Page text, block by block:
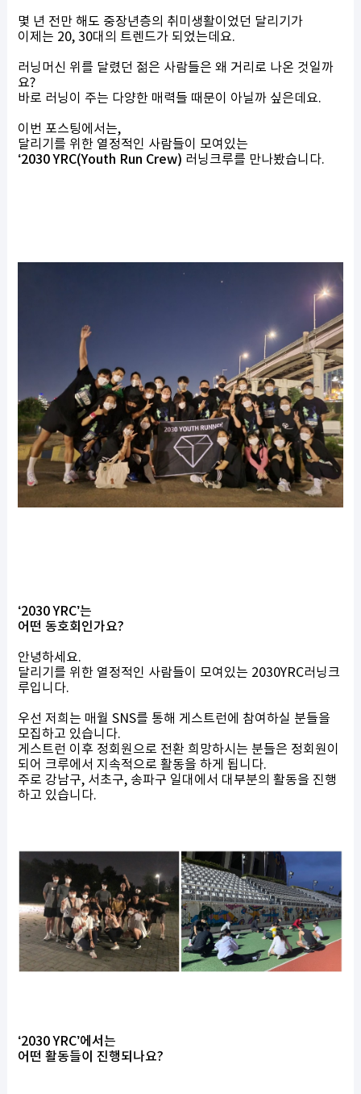
몇 년 전만 해도 중장년층의 취미생활이었던 달리기가
이제는 20, 30대의 트렌드가 되었는데요.
러닝머신 위를 달렸던 젊은 사람들은 왜 거리로 나온 것일까
요?
바로 러닝이 주는 다양한 매력들 때문이 아닐까 싶은데요.
이번 포스팅에서는,
달리기를 위한 열정적인 사람들이 모여있는
‘2030 YRC(Youth Run Crew) 러닝크루를 만나봤습니다.
‘2030 YRC’는
어떤 동호회인가요?
안녕하세요.
달리기를 위한 열정적인 사람들이 모여있는 2030YRC러닝크
루입니다.
우선 저희는 매월 SNS를 통해 게스트런에 참여하실 분들을
모집하고 있습니다.
게스트런 이후 정회원으로 전환 희망하시는 분들은 정회원이
되어 크루에서 지속적으로 활동을 하게 됩니다.
주로 강남구, 서초구, 송파구 일대에서 대부분의 활동을 진행
하고 있습니다.
‘2030 YRC’에서는
어떤 활동들이 진행되나요?